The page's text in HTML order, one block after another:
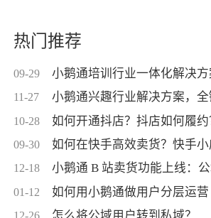
热门推荐
09-29
11-27
10-28
09-30
12-18
01-12 如何用小鹅通做用户分层运营